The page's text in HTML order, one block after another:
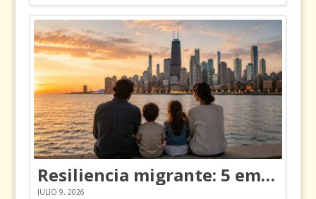
Resiliencia migrante: 5 emociones y cómo gestionarlas
JULIO 9, 2026